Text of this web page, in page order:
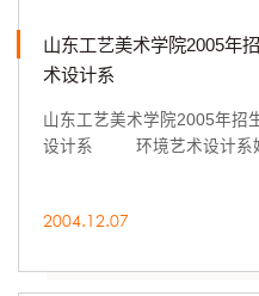
山东工艺美术学院2005
术设计系
山东工艺美术学院2005年
设计系 环境艺术设计系始建于1984年，1985年首次招
2004.12.07